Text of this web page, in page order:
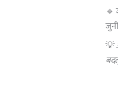
🔹
💡